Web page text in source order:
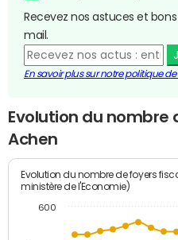
Recevez nos astuces et
mail.
En savoir plus sur notre politique
Evolution du nombre
Achen
Evolution du nombre de foyers
ministère de l'Economie)
600